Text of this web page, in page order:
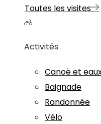
Toutes les visites
Activités
Canoë et
Baignade
Randonnée
Vélo